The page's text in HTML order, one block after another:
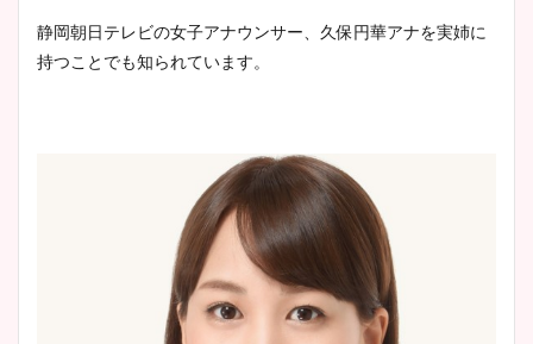
安藤萌々アナのカップ画像や
ニット衣装まとめ！美足の筋
肉も凄い！
静岡朝日テレビの女子アナウンサー、久保円華アナを実姉に
持つことでも知られています。